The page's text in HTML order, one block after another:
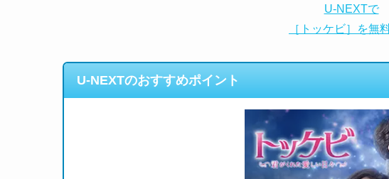
U-NEXTで
［トッケビ］を無
U-NEXTのおすすめポイント